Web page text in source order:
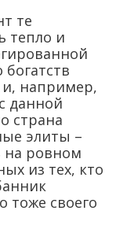
те
тепло и
и, например,
данной
страна
элиты –
на ровном
из тех, кто
тоже своего